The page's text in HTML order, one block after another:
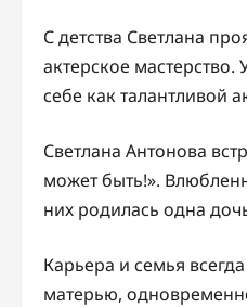
С детства Светлана
актерское
себе как талантливой
Светлана Антонова
может быть!».
них родилась одна
Карьера и семья
матерью,